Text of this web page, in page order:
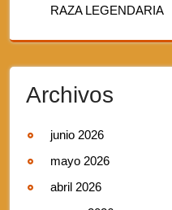
RAZA LEGENDARIA
Archivos
junio 2026
mayo 2026
abril 2026